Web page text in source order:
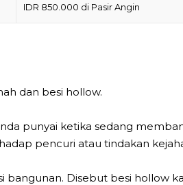
IDR 850.000 di Pasir Angin
dan besi hollow.
punyai ketika sedang
pencuri atau tindakan
bangunan. Disebut besi hollow